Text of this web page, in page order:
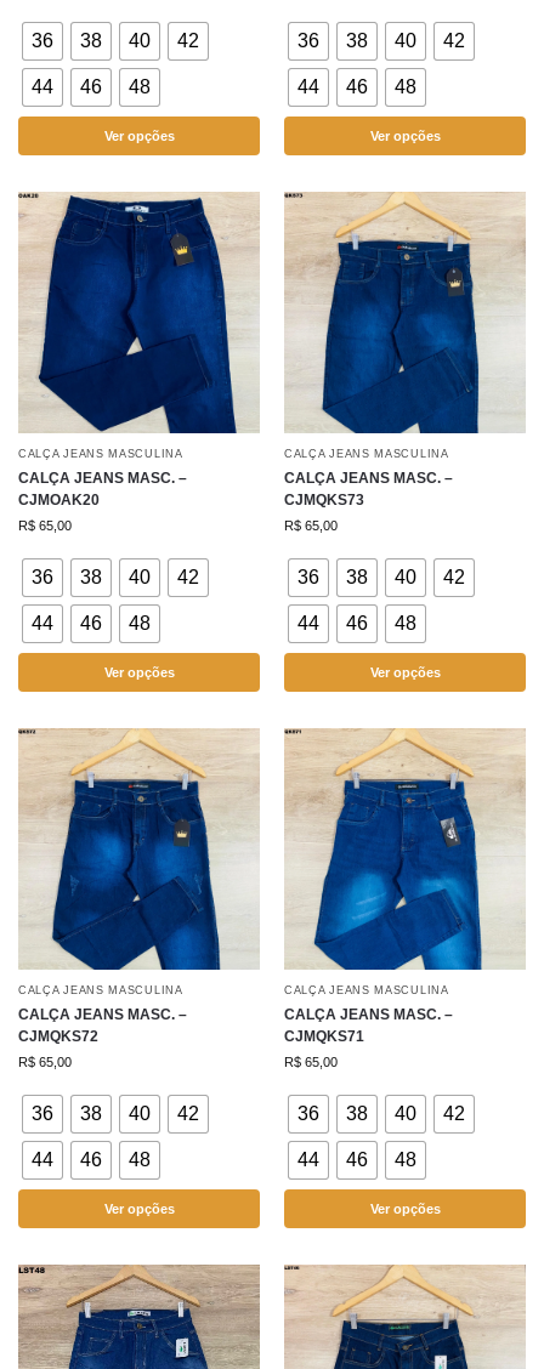
36 38 40 42
44 46 48
Ver opções
36 38 40 42
44 46 48
Ver opções
CALÇA JEANS MASCULINA
CALÇA JEANS MASC. –
CJMOAK20
R$ 65,00
36 38 40 42
44 46 48
Ver opções
CALÇA JEANS MASCULINA
CALÇA JEANS MASC. –
CJMQKS73
R$ 65,00
36 38 40 42
44 46 48
Ver opções
CALÇA JEANS MASCULINA
CALÇA JEANS MASC. –
CJMQKS72
R$ 65,00
36 38 40 42
44 46 48
Ver opções
CALÇA JEANS MASCULINA
CALÇA JEANS MASC. –
CJMQKS71
R$ 65,00
36 38 40 42
44 46 48
Ver opções